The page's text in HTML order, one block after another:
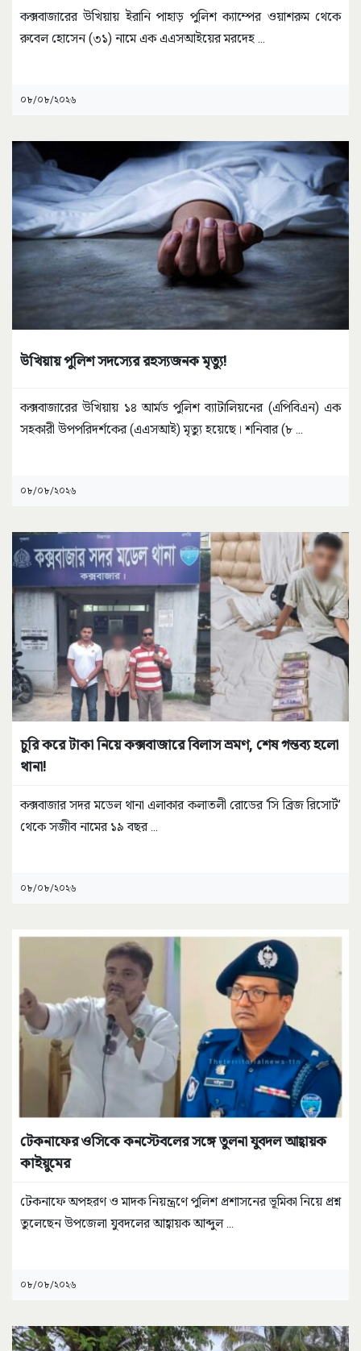
কক্সবাজারের উখিয়ায় ইরানি পাহাড় পুলিশ ক্যাম্পের ওয়াশরুম থেকে
রুবেল হোসেন (৩১) নামে এক এএসআইয়ের মরদেহ ...
০৮/০৮/২০২৬
উখিয়ায় পুলিশ সদস্যের রহস্যজনক মৃত্যু!
কক্সবাজারের উখিয়ায় ১৪ আর্মড পুলিশ ব্যাটালিয়নের (এপিবিএন) এক
সহকারী উপপরিদর্শকের (এএসআই) মৃত্যু হয়েছে। শনিবার (৮ ...
০৮/০৮/২০২৬
চুরি করে টাকা নিয়ে কক্সবাজারে বিলাস ভ্রমণ, শেষ গন্তব্য হলো
থানা!
কক্সবাজার সদর মডেল থানা এলাকার কলাতলী রোডের ‘সি ব্রিজ রিসোর্ট’
থেকে সজীব নামের ১৯ বছর ...
০৮/০৮/২০২৬
টেকনাফের ওসিকে কনস্টেবলের সঙ্গে তুলনা যুবদল আহ্বায়ক
কাইয়ুমের
টেকনাফে অপহরণ ও মাদক নিয়ন্ত্রণে পুলিশ প্রশাসনের ভূমিকা নিয়ে প্রশ্ন
তুলেছেন উপজেলা যুবদলের আহ্বায়ক আব্দুল...
০৮/০৮/২০২৬